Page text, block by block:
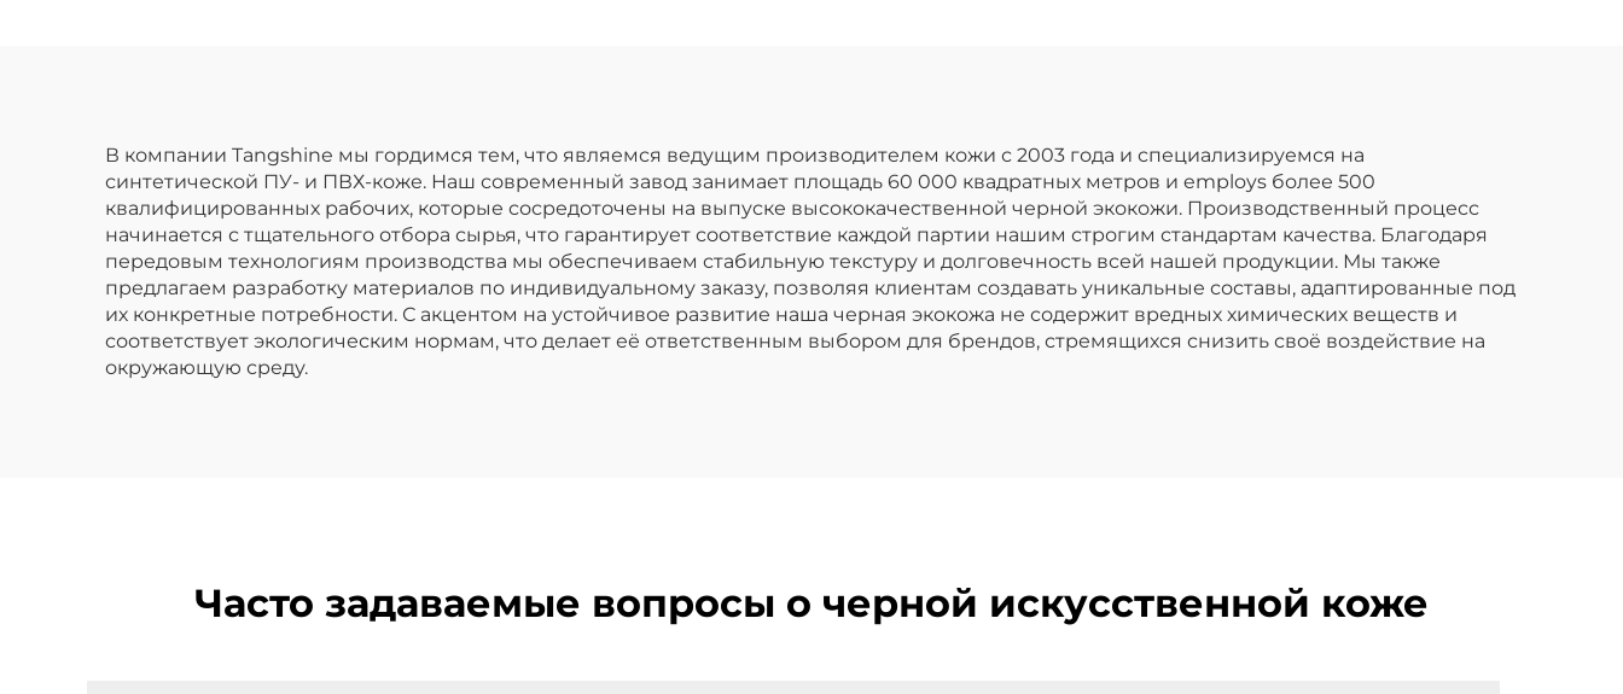
курток.
В компании Tangshine мы гордимся тем, что являемся ведущим производителем кожи с 2003 года и специализируемся на
синтетической ПУ- и ПВХ-коже. Наш современный завод занимает площадь 60 000 квадратных метров и employs более 500
квалифицированных рабочих, которые сосредоточены на выпуске высококачественной черной экокожи. Производственный процесс
начинается с тщательного отбора сырья, что гарантирует соответствие каждой партии нашим строгим стандартам качества. Благодаря
передовым технологиям производства мы обеспечиваем стабильную текстуру и долговечность всей нашей продукции. Мы также
предлагаем разработку материалов по индивидуальному заказу, позволяя клиентам создавать уникальные составы, адаптированные под
их конкретные потребности. С акцентом на устойчивое развитие наша черная экокожа не содержит вредных химических веществ и
соответствует экологическим нормам, что делает её ответственным выбором для брендов, стремящихся снизить своё воздействие на
окружающую среду.
Часто задаваемые вопросы о черной искусственной коже